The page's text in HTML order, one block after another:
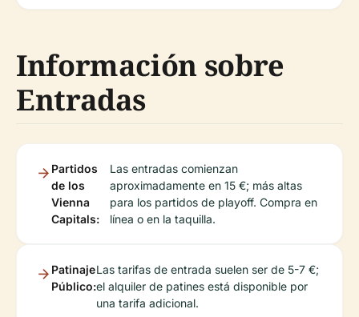
Información sobre
Entradas
Partidos
de los
Vienna
Capitals:
Las entradas comienzan
aproximadamente en 15 €; más altas
para los partidos de playoff. Compra en
línea o en la taquilla.
Patinaje
Público:
Las tarifas de entrada suelen ser de 5-7 €;
el alquiler de patines está disponible por
una tarifa adicional.